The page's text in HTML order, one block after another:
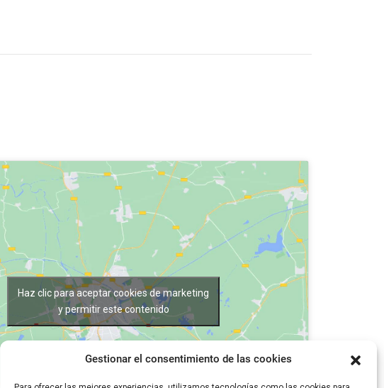
Gestionar el consentimiento de las cookies
Haz clic para aceptar cookies de marketing
y permitir este contenido